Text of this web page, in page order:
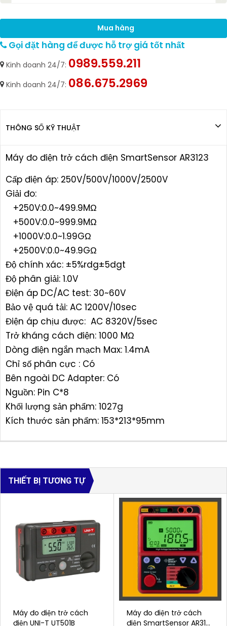
Mua hàng
Gọi đặt hàng để được hỗ trợ giá tốt nhất
Kinh doanh 24/7: 0989.559.211
Kinh doanh 24/7: 086.675.2969
THÔNG SỐ KỸ THUẬT
Máy đo điện trở cách điện SmartSensor AR3123
Cấp điện áp: 250V/500V/1000V/2500V
Giải đo:
+250V:0.0~499.9MΩ
+500V:0.0~999.9MΩ
+1000V:0.0~1.99GΩ
+2500V:0.0~49.9GΩ
Độ chính xác: ±5%rdg±5dgt
Độ phân giải: 1.0V
Điện áp DC/AC test: 30~60V
Bảo vệ quá tải: AC 1200V/10sec
Điện áp chịu được: AC 8320V/5sec
Trở kháng cách điện: 1000 MΩ
Dòng điện ngắn mạch Max: 1.4mA
Chỉ số phân cực : Có
Bên ngoài DC Adapter: Có
Nguồn: Pin C*8
Khối lượng sản phẩm: 1027g
Kích thước sản phẩm: 153*213*95mm
THIẾT BỊ TƯƠNG TỰ
Máy đo điện trở cách
điện UNI-T UT501B
Máy đo điện trở cách
điện SmartSensor AR3125